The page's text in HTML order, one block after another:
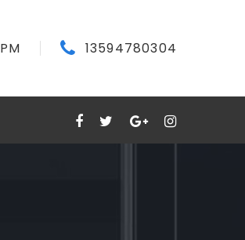
PM 13594780304